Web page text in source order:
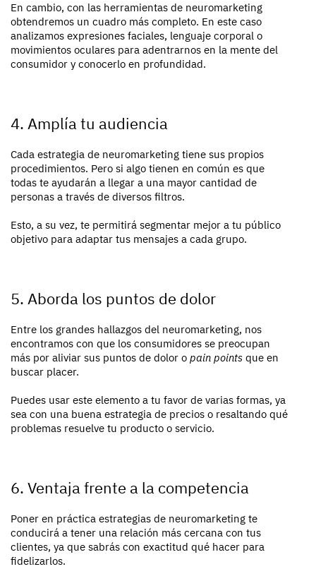
En cambio, con las herramientas de neuromarketing
obtendremos un cuadro más completo. En este caso
analizamos expresiones faciales, lenguaje corporal o
movimientos oculares para adentrarnos en la mente del
consumidor y conocerlo en profundidad.
4. Amplía tu audiencia
Cada estrategia de neuromarketing tiene sus propios
procedimientos. Pero si algo tienen en común es que
todas te ayudarán a llegar a una mayor cantidad de
personas a través de diversos filtros.
Esto, a su vez, te permitirá segmentar mejor a tu público
objetivo para adaptar tus mensajes a cada grupo.
5. Aborda los puntos de dolor
Entre los grandes hallazgos del neuromarketing, nos
encontramos con que los consumidores se preocupan
más por aliviar sus puntos de dolor o pain points que en
buscar placer.
Puedes usar este elemento a tu favor de varias formas, ya
sea con una buena estrategia de precios o resaltando qué
problemas resuelve tu producto o servicio.
6. Ventaja frente a la competencia
Poner en práctica estrategias de neuromarketing te
conducirá a tener una relación más cercana con tus
clientes, ya que sabrás con exactitud qué hacer para
fidelizarlos.